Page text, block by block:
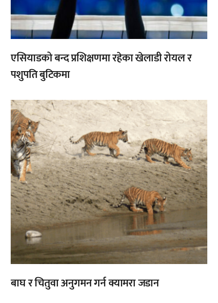
एसियाडको बन्द प्रशिक्षणमा रहेका खेलाडी रोयल र
पशुपति बुटिकमा
बाघ र चितुवा अनुगमन गर्न क्यामरा जडान